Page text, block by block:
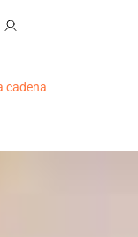
cadena